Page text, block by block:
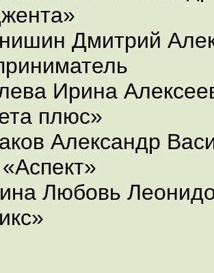
Дмитрий
Ирина
плюс»
Александр
Любовь